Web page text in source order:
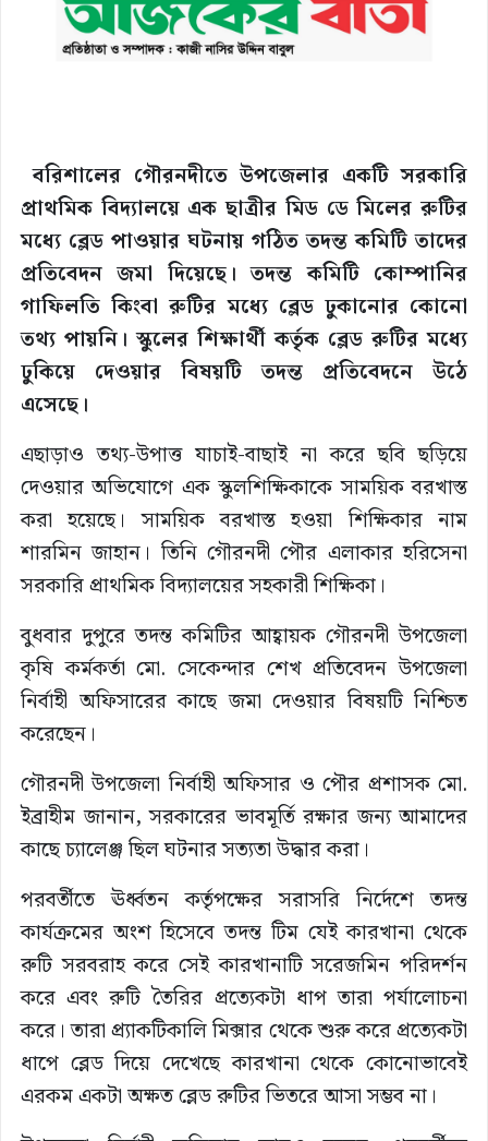
বরিশালের গৌরনদীতে উপজেলার একটি সরকারি
প্রাথমিক বিদ্যালয়ে এক ছাত্রীর মিড ডে মিলের রুটির
মধ্যে ব্লেড পাওয়ার ঘটনায় গঠিত তদন্ত কমিটি তাদের
প্রতিবেদন জমা দিয়েছে। তদন্ত কমিটি কোম্পানির
গাফিলতি কিংবা রুটির মধ্যে ব্লেড ঢুকানোর কোনো
তথ্য পায়নি। স্কুলের শিক্ষার্থী কর্তৃক ব্লেড রুটির মধ্যে
ঢুকিয়ে দেওয়ার বিষয়টি তদন্ত প্রতিবেদনে উঠে
এসেছে।
এছাড়াও তথ্য-উপাত্ত যাচাই-বাছাই না করে ছবি ছড়িয়ে
দেওয়ার অভিযোগে এক স্কুলশিক্ষিকাকে সাময়িক বরখাস্ত
করা হয়েছে। সাময়িক বরখাস্ত হওয়া শিক্ষিকার নাম
শারমিন জাহান। তিনি গৌরনদী পৌর এলাকার হরিসেনা
সরকারি প্রাথমিক বিদ্যালয়ের সহকারী শিক্ষিকা।
বুধবার দুপুরে তদন্ত কমিটির আহ্বায়ক গৌরনদী উপজেলা
কৃষি কর্মকর্তা মো. সেকেন্দার শেখ প্রতিবেদন উপজেলা
নির্বাহী অফিসারের কাছে জমা দেওয়ার বিষয়টি নিশ্চিত
করেছেন।
গৌরনদী উপজেলা নির্বাহী অফিসার ও পৌর প্রশাসক মো.
ইব্রাহীম জানান, সরকারের ভাবমূর্তি রক্ষার জন্য আমাদের
কাছে চ্যালেঞ্জ ছিল ঘটনার সত্যতা উদ্ধার করা।
পরবর্তীতে ঊর্ধ্বতন কর্তৃপক্ষের সরাসরি নির্দেশে তদন্ত
কার্যক্রমের অংশ হিসেবে তদন্ত টিম যেই কারখানা থেকে
রুটি সরবরাহ করে সেই কারখানাটি সরেজমিন পরিদর্শন
করে এবং রুটি তৈরির প্রত্যেকটা ধাপ তারা পর্যালোচনা
করে। তারা প্র্যাকটিকালি মিক্সার থেকে শুরু করে প্রত্যেকটা
ধাপে ব্লেড দিয়ে দেখেছে কারখানা থেকে কোনোভাবেই
এরকম একটা অক্ষত ব্লেড রুটির ভিতরে আসা সম্ভব না।